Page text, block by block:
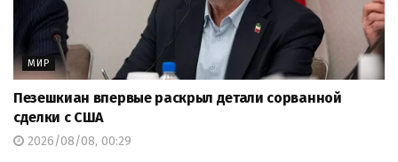
МИР
Пезешкиан впервые раскрыл детали сорванной
сделки с США
2026/08/08, 00:29